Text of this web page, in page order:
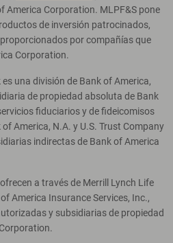
America Corporation. MLPF&S pone
de inversión patrocinados,
por compañías que
Corporation.
una división de Bank of America,
de propiedad absoluta de Bank
fiduciarios y de fideicomisos
America, N.A. y U.S. Trust Company
indirectas de Bank of America
a través de Merrill Lynch Life
America Insurance Services, Inc.,
y subsidiarias de propiedad